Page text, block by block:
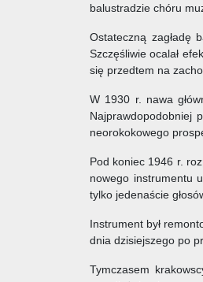
balustradzie chóru
Ostateczną zagładę
Szczęśliwie ocalał
się przedtem na
W 1930 r. nawa
Najprawdopodobniej
neorokokowego
Pod koniec 1946 r.
nowego instrumentu
tylko jedenaście
Instrument był
dnia dzisiejszego po
Tymczasem